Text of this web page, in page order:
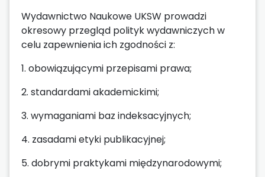
Wydawnictwo Naukowe UKSW prowadzi
okresowy przegląd polityk wydawniczych w
celu zapewnienia ich zgodności z:
1. obowiązującymi przepisami prawa;
2. standardami akademickimi;
3. wymaganiami baz indeksacyjnych;
4. zasadami etyki publikacyjnej;
5. dobrymi praktykami międzynarodowymi;